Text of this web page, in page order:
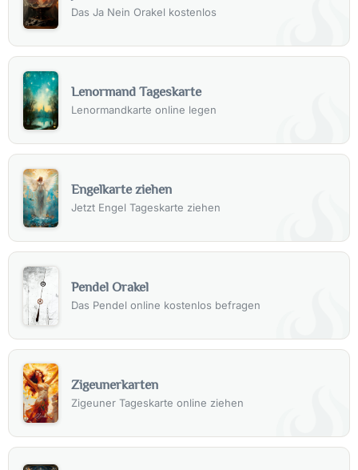
Das Ja Nein Orakel kostenlos
Lenormand Tageskarte
Lenormandkarte online legen
Engelkarte ziehen
Jetzt Engel Tageskarte ziehen
Pendel Orakel
Das Pendel online kostenlos befragen
Zigeunerkarten
Zigeuner Tageskarte online ziehen